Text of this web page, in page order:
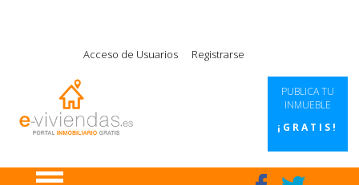
Acceso de Usuarios Registrarse
PUBLICA TU
INMUEBLE
¡GRATIS!